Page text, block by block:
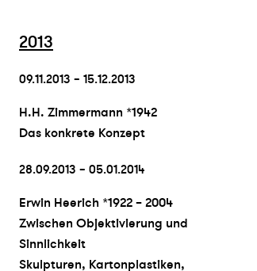
2013
09.11.2013 – 15.12.2013
H.H. Zimmermann *1942
Das konkrete Konzept
28.09.2013 – 05.01.2014
Erwin Heerich *1922 – 2004
Zwischen Objektivierung und
Sinnlichkeit
Skulpturen, Kartonplastiken,